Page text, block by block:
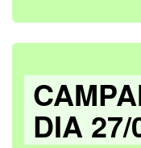
DIA 27/